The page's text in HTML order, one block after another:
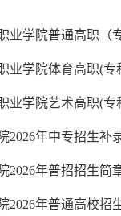
业学院普通高职（
业学院体育高职(
业学院艺术高职(
2026年中专招生补
2026年普招招生简
2026年普通高校招